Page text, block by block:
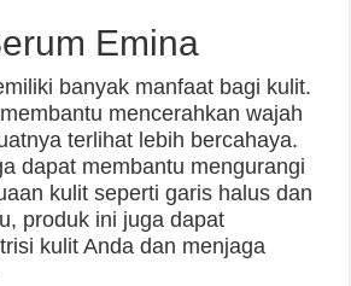
Emina
banyak manfaat bagi kulit.
mencerahkan wajah
terlihat lebih bercahaya.
dapat membantu mengurangi
kulit seperti garis halus dan
produk ini juga dapat
kulit Anda dan menjaga